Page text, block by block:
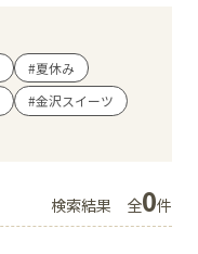
#夏休み
#金沢スイーツ
検索結果 全0件